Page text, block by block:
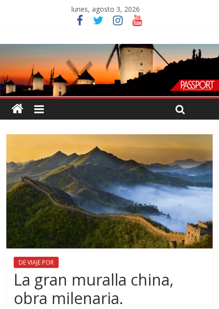
lunes, agosto 3, 2026
DE VIAJE POR
La gran muralla china,
obra milenaria.